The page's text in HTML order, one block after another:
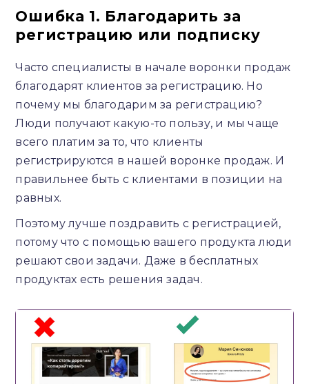
Ошибка 1. Благодарить за
регистрацию или подписку
Часто специалисты в начале воронки продаж
благодарят клиентов за регистрацию. Но
почему мы благодарим за регистрацию?
Люди получают какую-то пользу, и мы чаще
всего платим за то, что клиенты
регистрируются в нашей воронке продаж. И
правильнее быть с клиентами в позиции на
равных.
Поэтому лучше поздравить с регистрацией,
потому что с помощью вашего продукта люди
решают свои задачи. Даже в бесплатных
продуктах есть решения задач.